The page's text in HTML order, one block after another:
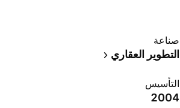
صناعة
التطوير العقاري
التأسيس
2004